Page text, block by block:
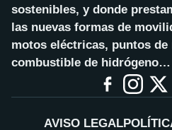
sostenibles, y donde
las nuevas formas de
motos eléctricas, puntos de
combustible de hidrógeno…
AVISO LEGAL